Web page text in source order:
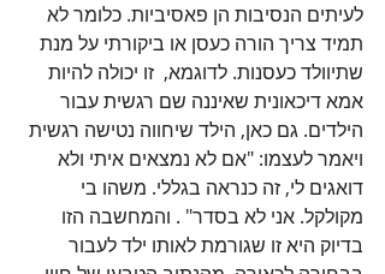
לעיתים הנסיבות הן פאסיביות. כלומר לא
תמיד צריך הורה כעסן או ביקורתי על מנת
שתיוולד כעסנות. לדוגמא,  זו יכולה להיות
אמא דיכאונית שאיננה שם רגשית עבור
הילדים. גם כאן, הילד שיחווה נטישה רגשית
ויאמר לעצמו: "אם לא נמצאים איתי ולא
דואגים לי, זה כנראה בגללי. משהו בי
מקולקל. אני לא בסדר" . והמחשבה הזו
בדיוק היא זו שגורמת לאותו ילד לעבור